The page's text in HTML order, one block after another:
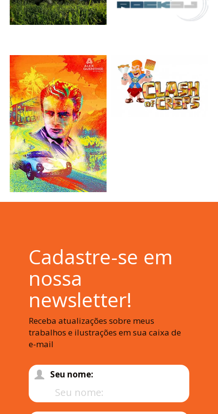
Cadastre-se em
nossa
newsletter!
Receba atualizações sobre meus
trabalhos e ilustrações em sua caixa de
e-mail
Seu nome: